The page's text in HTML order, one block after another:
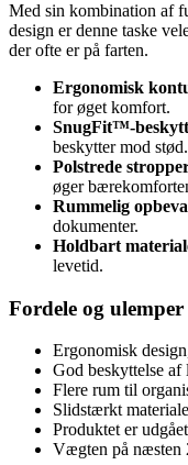
Med sin kombination af
design er denne taske
der ofte er på farten.
Ergonomisk
for øget komfort.
SnugFit™-
beskytter mod stød.
Polstrede
øger
Rummelig
dokumenter.
Holdbart
levetid.
Fordele og ulemper
Ergonomisk
God beskyttelse af
Flere rum til
Slidstærkt
Produktet er
Vægten på næsten